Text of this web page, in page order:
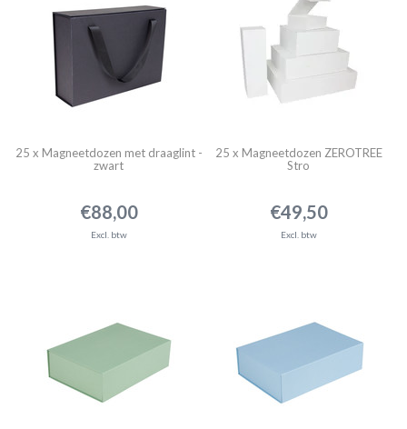
25 x Magneetdozen met draaglint -
zwart
€88,00
Excl. btw
25 x Magneetdozen ZEROTREE
Stro
€49,50
Excl. btw